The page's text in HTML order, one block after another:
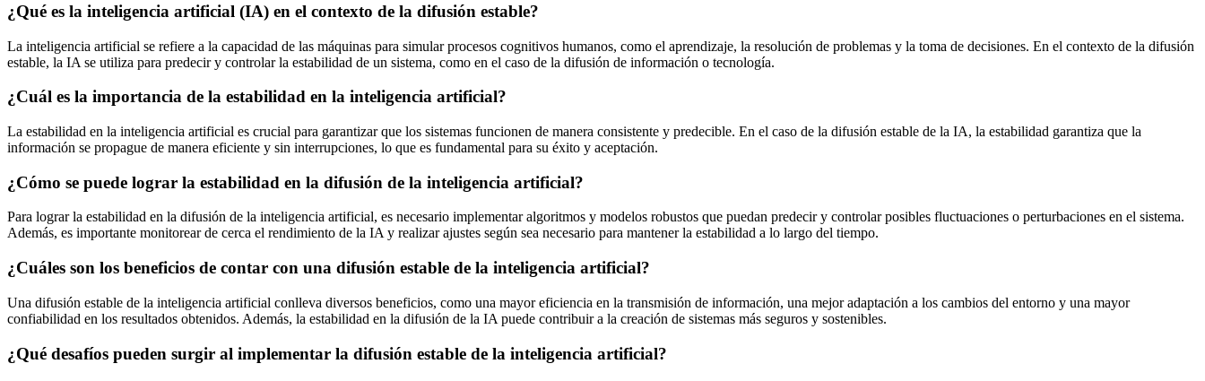
¿Qué es la inteligencia artificial (IA) en el contexto de la difusión estable?
La inteligencia artificial se refiere a la capacidad de las máquinas para simular procesos cognitivos humanos, como el aprendizaje, la resolución de problemas y la toma de decisiones. En el contexto de la difusión
estable, la IA se utiliza para predecir y controlar la estabilidad de un sistema, como en el caso de la difusión de información o tecnología.
¿Cuál es la importancia de la estabilidad en la inteligencia artificial?
La estabilidad en la inteligencia artificial es crucial para garantizar que los sistemas funcionen de manera consistente y predecible. En el caso de la difusión estable de la IA, la estabilidad garantiza que la
información se propague de manera eficiente y sin interrupciones, lo que es fundamental para su éxito y aceptación.
¿Cómo se puede lograr la estabilidad en la difusión de la inteligencia artificial?
Para lograr la estabilidad en la difusión de la inteligencia artificial, es necesario implementar algoritmos y modelos robustos que puedan predecir y controlar posibles fluctuaciones o perturbaciones en el sistema.
Además, es importante monitorear de cerca el rendimiento de la IA y realizar ajustes según sea necesario para mantener la estabilidad a lo largo del tiempo.
¿Cuáles son los beneficios de contar con una difusión estable de la inteligencia artificial?
Una difusión estable de la inteligencia artificial conlleva diversos beneficios, como una mayor eficiencia en la transmisión de información, una mejor adaptación a los cambios del entorno y una mayor
confiabilidad en los resultados obtenidos. Además, la estabilidad en la difusión de la IA puede contribuir a la creación de sistemas más seguros y sostenibles.
¿Qué desafíos pueden surgir al implementar la difusión estable de la inteligencia artificial?